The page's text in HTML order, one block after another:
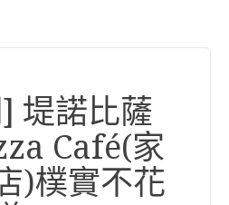
堤諾比薩
Café(家
)樸實不花